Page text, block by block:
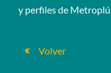
y perfiles de
Volver